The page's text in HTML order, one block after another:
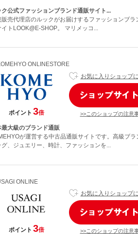
ク公式ファッションブランド通販サイト...
販売代理店のルックがお届けするファッションブラ
イトLOOK@E-SHOP。 マリメッコ...
ONLINESTORE
ポイント 3倍
お気に入りショップ
>>このショップの注意
最大級のブランド通販
が運営する中古品通販サイトです。高級ブラ
グ、ジュエリー、時計、ファッションを...
ONLINE
ポイント 3倍
お気に入りショップ
>>このショップの注意